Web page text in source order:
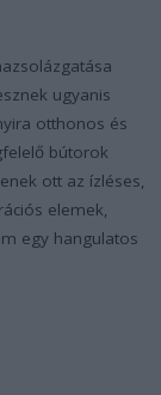
ugyanis
otthonos és
bútorok
ott az ízléses,
elemek,
egy hangulatos